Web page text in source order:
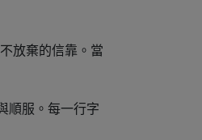
放棄的信靠。當
順服。每一行字